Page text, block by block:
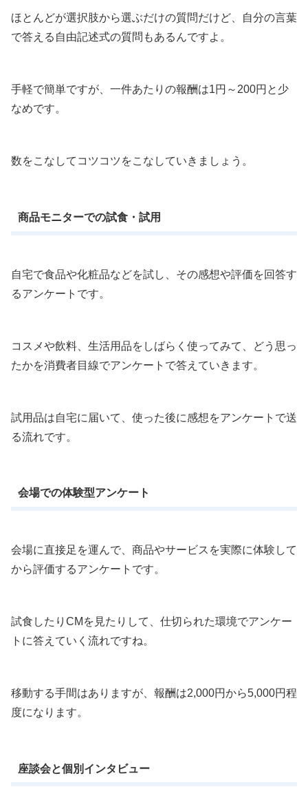
ほとんどが選択肢から選ぶだけの質問だけど、自分の言葉
で答える自由記述式の質問もあるんですよ。
手軽で簡単ですが、一件あたりの報酬は1円～200円と少
なめです。
数をこなしてコツコツをこなしていきましょう。
商品モニターでの試食・試用
自宅で食品や化粧品などを試し、その感想や評価を回答す
るアンケートです。
コスメや飲料、生活用品をしばらく使ってみて、どう思っ
たかを消費者目線でアンケートで答えていきます。
試用品は自宅に届いて、使った後に感想をアンケートで送
る流れです。
会場での体験型アンケート
会場に直接足を運んで、商品やサービスを実際に体験して
から評価するアンケートです。
試食したりCMを見たりして、仕切られた環境でアンケー
トに答えていく流れですね。
移動する手間はありますが、報酬は2,000円から5,000円程
度になります。
座談会と個別インタビュー